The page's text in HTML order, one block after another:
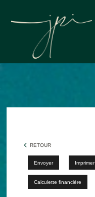
ACCUEIL
CONTACT
RETOUR
Envoyer Imprimer
Calculette financière